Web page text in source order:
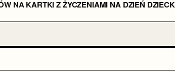
NA KARTKI Z ŻYCZENIAMI NA DZIEŃ